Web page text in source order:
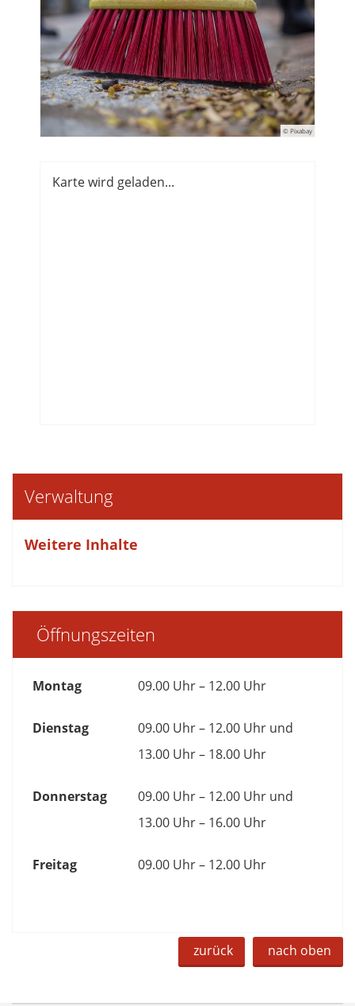
© Pixabay
Karte wird geladen...
Verwaltung
Weitere Inhalte
Öffnungszeiten
Montag 09.00 Uhr – 12.00 Uhr
Dienstag
09.00 Uhr – 12.00 Uhr und
13.00 Uhr – 18.00 Uhr
Donnerstag
09.00 Uhr – 12.00 Uhr und
13.00 Uhr – 16.00 Uhr
Freitag 09.00 Uhr – 12.00 Uhr
zurück nach oben